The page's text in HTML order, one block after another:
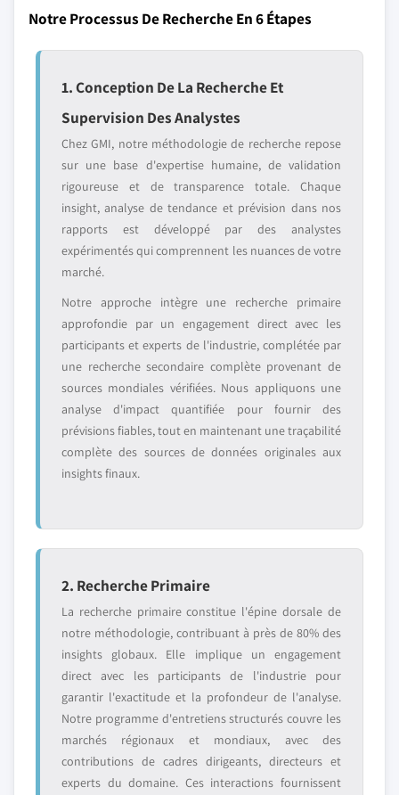
Notre Processus De Recherche En 6 Étapes
1. Conception De La Recherche Et
Supervision Des Analystes
Chez GMI, notre méthodologie de recherche repose
sur une base d'expertise humaine, de validation
rigoureuse et de transparence totale. Chaque
insight, analyse de tendance et prévision dans nos
rapports est développé par des analystes
expérimentés qui comprennent les nuances de votre
marché.
Notre approche intègre une recherche primaire
approfondie par un engagement direct avec les
participants et experts de l'industrie, complétée par
une recherche secondaire complète provenant de
sources mondiales vérifiées. Nous appliquons une
analyse d'impact quantifiée pour fournir des
prévisions fiables, tout en maintenant une traçabilité
complète des sources de données originales aux
insights finaux.
2. Recherche Primaire
La recherche primaire constitue l'épine dorsale de
notre méthodologie, contribuant à près de 80% des
insights globaux. Elle implique un engagement
direct avec les participants de l'industrie pour
garantir l'exactitude et la profondeur de l'analyse.
Notre programme d'entretiens structurés couvre les
marchés régionaux et mondiaux, avec des
contributions de cadres dirigeants, directeurs et
experts du domaine. Ces interactions fournissent